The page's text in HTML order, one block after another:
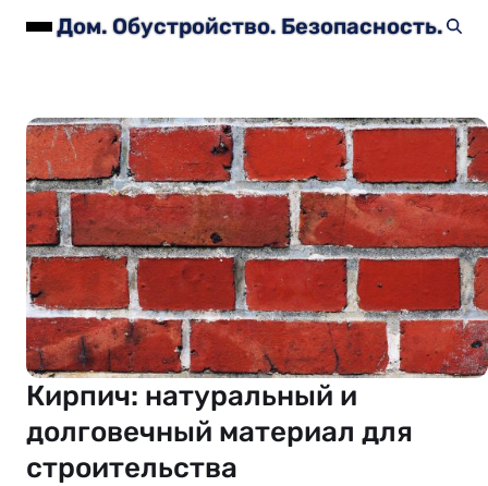
Дом. Обустройство. Безопасность.
Кирпич: натуральный и
долговечный материал для
строительства